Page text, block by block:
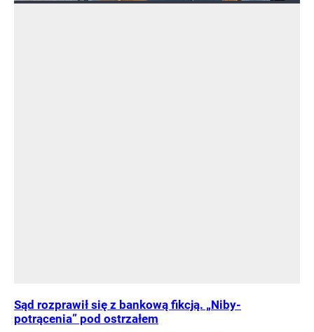
Sąd rozprawił się z bankową fikcją. „Niby-
potrącenia” pod ostrzałem